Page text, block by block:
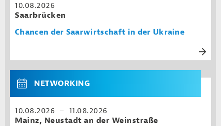
10.08.2026
Saarbrücken
Chancen der Saarwirtschaft in der Ukraine
NETWORKING
10.08.2026 – 11.08.2026
Mainz, Neustadt an der Weinstraße